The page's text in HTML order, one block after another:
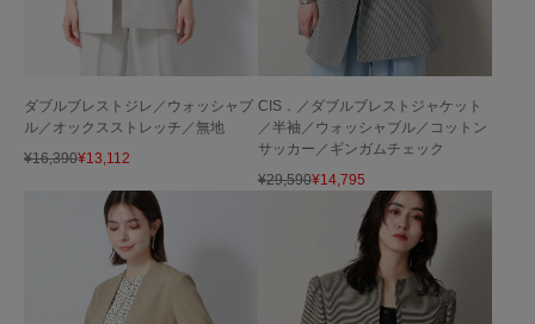
ダブルブレストジレ／ウォッシャブ
ル／オックスストレッチ／無地
¥16,390¥13,112
CIS．／ダブルブレストジャケット
／半袖／ウォッシャブル／コットン
サッカー／ギンガムチェック
¥29,590¥14,795